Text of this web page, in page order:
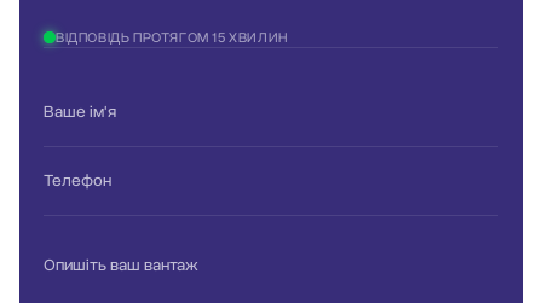
ВІДПОВІДЬ ПРОТЯГОМ 15 ХВИЛИН
Ваше ім'я
Телефон
Опишіть ваш вантаж